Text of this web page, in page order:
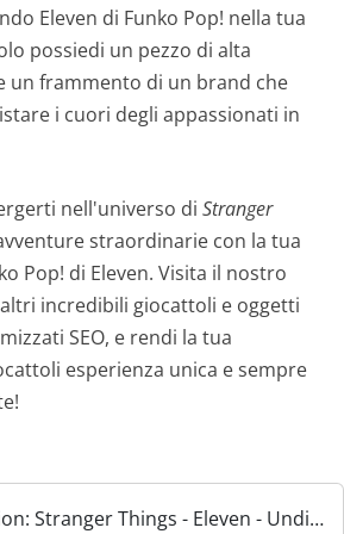
Eleven di Funko Pop! nella tua
possiedi un pezzo di alta
un frammento di un brand che
i cuori degli appassionati in
nell'universo di Stranger
straordinarie con la tua
Pop! di Eleven. Visita il nostro
incredibili giocattoli e oggetti
SEO, e rendi la tua
esperienza unica e sempre
Stranger Things - Eleven - Undici